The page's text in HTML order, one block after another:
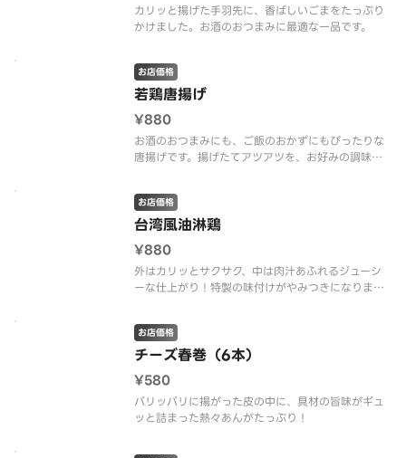
カリッと揚げた手羽先に、香ばしいごまをたっぷり
かけました。お酒のおつまみに最適な一品です。
若鶏唐揚げ
お店価格
¥880
お酒のおつまみにも、ご飯のおかずにもぴったりな
唐揚げです。揚げたてアツアツを、お好みの調味料
台湾風油淋鶏
お店価格
¥880
外はカリッとサクサク、中は肉汁あふれるジューシ
ーな仕上がり！特製の味付けがやみつきになりま
チーズ春巻（6本）
お店価格
¥580
パリッパリに揚がった皮の中に、具材の旨味がギュ
ッと詰まった熱々あんがたっぷり！